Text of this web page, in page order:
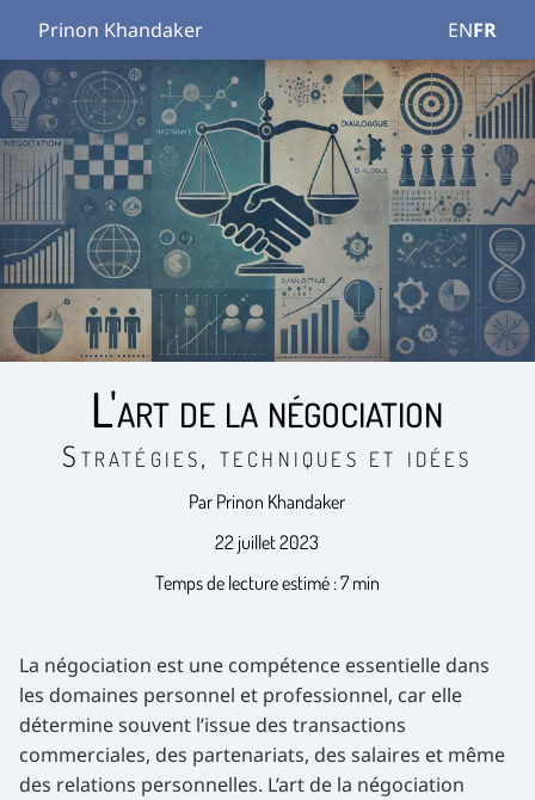
Prinon Khandaker ENFR
L'art de la négociation
Stratégies, techniques et idées
Par Prinon Khandaker
22 juillet 2023
Temps de lecture estimé : 7 min
La négociation est une compétence essentielle dans
les domaines personnel et professionnel, car elle
détermine souvent l’issue des transactions
commerciales, des partenariats, des salaires et même
des relations personnelles. L’art de la négociation